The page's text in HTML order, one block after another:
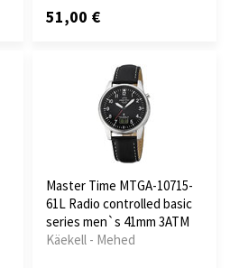
51,00 €
Master Time MTGA-10715-
61L Radio controlled basic
series men`s 41mm 3ATM
Käekell - Mehed